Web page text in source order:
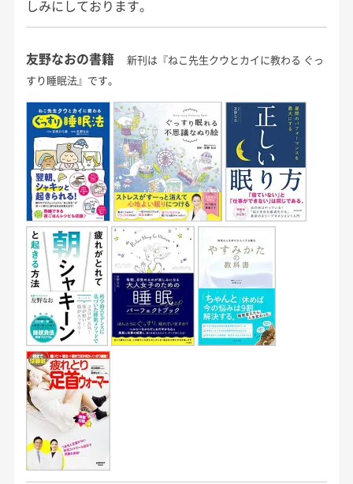
しみにしております。
友野なおの書籍
新刊は『ねこ先生クウとカイに教わる ぐっ
すり睡眠法』です。